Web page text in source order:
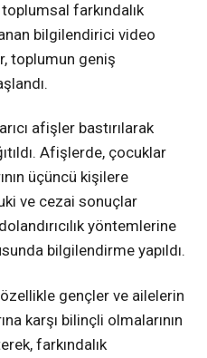
farkındalık
bilgilendirici video
toplumun geniş
afişler bastırılarak
Afişlerde, çocuklar
üçüncü kişilere
ve cezai sonuçlar
yöntemlerine
bilgilendirme yapıldı.
özellikle gençler ve ailelerin
karşı bilinçli olmalarının
farkındalık